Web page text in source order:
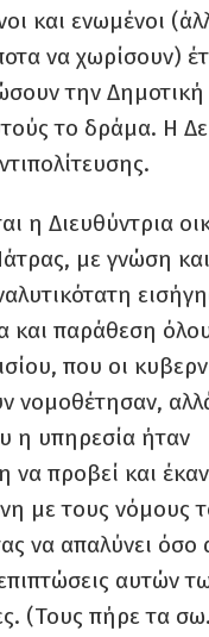
και ενωμένοι
να χωρίσουν)
την
το δράμα. Η
η Διευθύντρια
με γνώση και
και παράθεση
που οι
νομοθέτησαν,
η υπηρεσία ήταν
να προβεί και
με τους νόμους
να απαλύνει όσο
αυτών
(Τους πήρε τα